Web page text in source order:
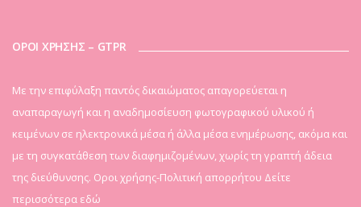
ΟΡΟΙ ΧΡΗΣΗΣ – GTPR
Mε την επιφύλαξη παντός δικαιώματος απαγορεύεται η
αναπαραγωγή και η αναδημοσίευση φωτογραφικού υλικού ή
κειμένων σε ηλεκτρονικά μέσα ή άλλα μέσα ενημέρωσης, ακόμα και
με τη συγκατάθεση των διαφημιζομένων, χωρίς τη γραπτή άδεια
της διεύθυνσης. Οροι χρήσης-Πολιτική απορρήτου Δείτε
περισσότερα εδώ